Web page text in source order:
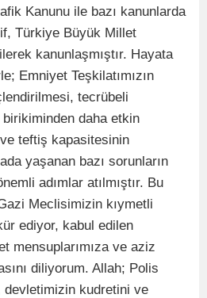
Kanunu ile bazı kanunlarda
Türkiye Büyük Millet
kanunlaşmıştır. Hayata
Emniyet Teşkilatımızın
tecrübeli
daha etkin
teftiş kapasitesinin
yaşanan bazı sorunların
adımlar atılmıştır. Bu
Meclisimizin kıymetli
ediyor, kabul edilen
mensuplarımıza ve aziz
diliyorum. Allah; Polis
devletimizin kudretini ve